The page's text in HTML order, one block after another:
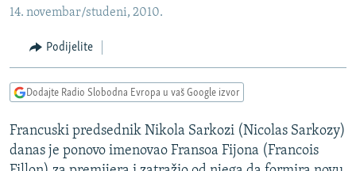
na
navigaciju
Pređite
na
KOSOVO
CRNA GORA
VIDEO
FOTOGALERIJE
INFOGRAFIKE
PODCASTI
RAT U UKRAJINI
KINA NA BALKANU
14. novembar/studeni, 2010.
Podijelite
Dodajte Radio Slobodna Evropa u vaš Google izvor
Francuski predsednik Nikola Sarkozi (Nicolas Sarkozy)
danas je ponovo imenovao Fransoa Fijona (Francois